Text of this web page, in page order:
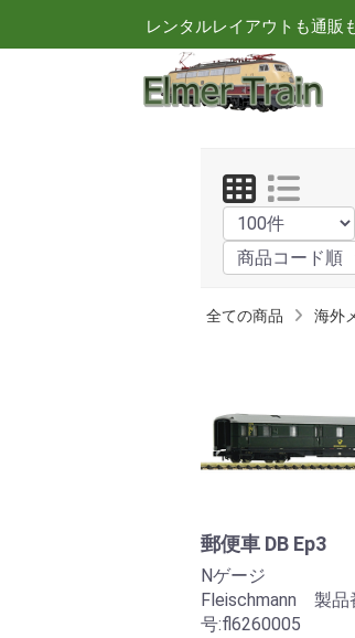
レンタルレイアウトも通販
全ての商品 海外
郵便車 DB Ep3
Nゲージ
Fleischmann 製品
号:fl6260005